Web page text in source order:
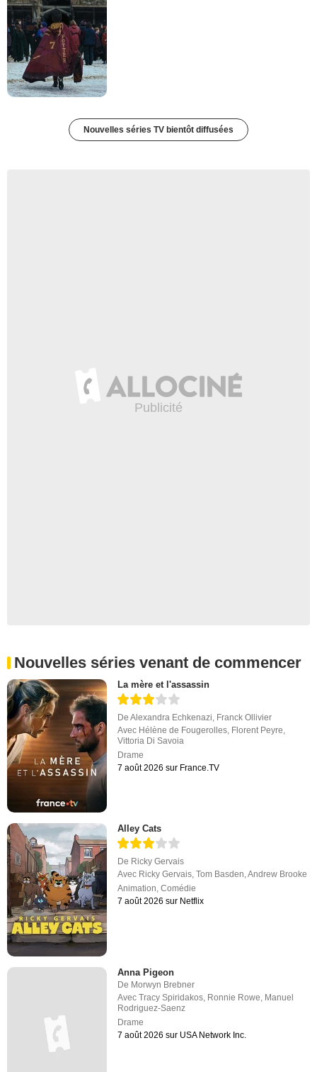
Nouvelles séries TV bientôt diffusées
Nouvelles séries venant de commencer
La mère et l'assassin
DeAlexandra Echkenazi Franck Ollivier
Avec Hélène de Fougerolles Florent Peyre
Vittoria Di Savoia
Drame
7 août 2026 sur France.TV
Alley Cats
De Ricky Gervais
Avec Ricky Gervais,Tom Basden,Andrew Brooke
Animation,Comédie
7 août 2026 sur Netflix
Anna Pigeon
De Morwyn Brebner
AvecTracy Spiridakos, Ronnie Rowe, Manuel
Rodriguez-Saenz
Drame
7 août 2026 sur USA Network Inc.